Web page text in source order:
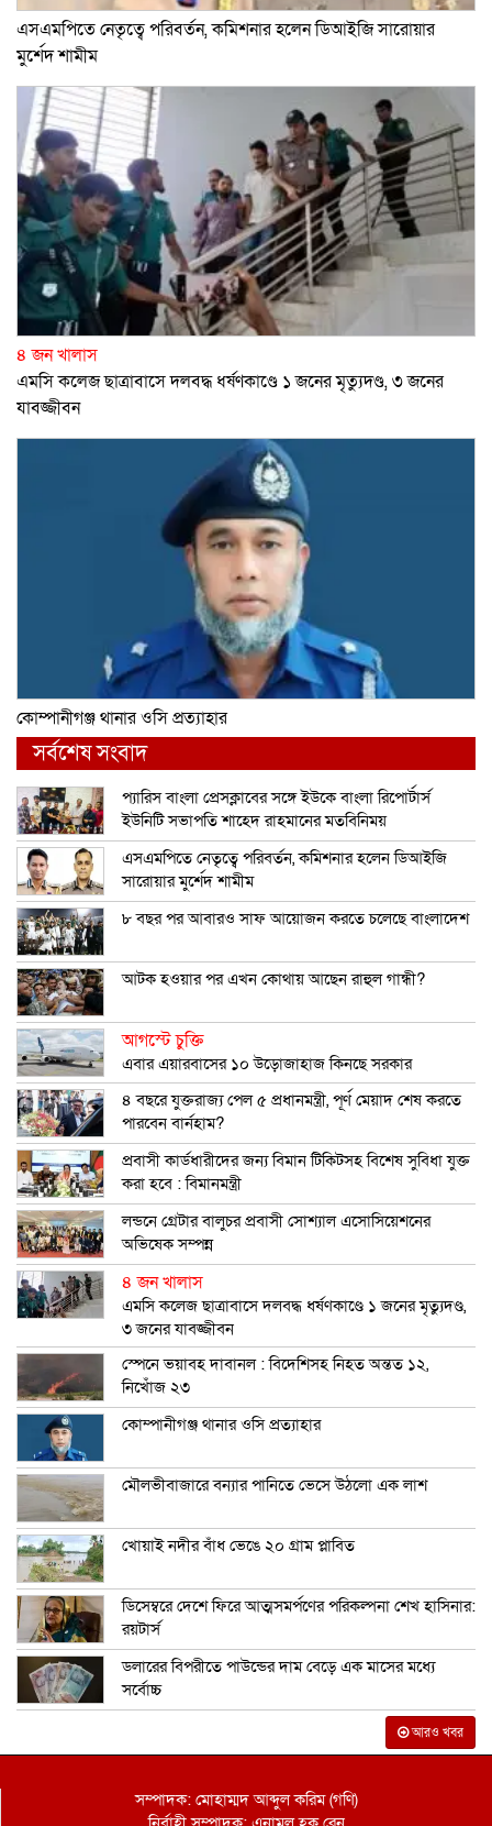
এসএমপিতে নেতৃত্বে পরিবর্তন, কমিশনার হলেন ডিআইজি সারোয়ার
মুর্শেদ শামীম
৪ জন খালাস
এমসি কলেজ ছাত্রাবাসে দলবদ্ধ ধর্ষণকাণ্ডে ১ জনের মৃত্যুদণ্ড, ৩ জনের
যাবজ্জীবন
কোম্পানীগঞ্জ থানার ওসি প্রত্যাহার
সর্বশেষ সংবাদ
প্যারিস বাংলা প্রেসক্লাবের সঙ্গে ইউকে বাংলা রিপোর্টার্স
ইউনিটি সভাপতি শাহেদ রাহমানের মতবিনিময়
এসএমপিতে নেতৃত্বে পরিবর্তন, কমিশনার হলেন ডিআইজি
সারোয়ার মুর্শেদ শামীম
৮ বছর পর আবারও সাফ আয়োজন করতে চলেছে বাংলাদেশ
আটক হওয়ার পর এখন কোথায় আছেন রাহুল গান্ধী?
আগস্টে চুক্তি
এবার এয়ারবাসের ১০ উড়োজাহাজ কিনছে সরকার
৪ বছরে যুক্তরাজ্য পেল ৫ প্রধানমন্ত্রী, পূর্ণ মেয়াদ শেষ করতে
পারবেন বার্নহাম?
প্রবাসী কার্ডধারীদের জন্য বিমান টিকিটসহ বিশেষ সুবিধা যুক্ত
করা হবে : বিমানমন্ত্রী
লন্ডনে গ্রেটার বালুচর প্রবাসী সোশ্যাল এসোসিয়েশনের
অভিষেক সম্পন্ন
৪ জন খালাস
এমসি কলেজ ছাত্রাবাসে দলবদ্ধ ধর্ষণকাণ্ডে ১ জনের মৃত্যুদণ্ড,
৩ জনের যাবজ্জীবন
স্পেনে ভয়াবহ দাবানল : বিদেশিসহ নিহত অন্তত ১২,
নিখোঁজ ২৩
কোম্পানীগঞ্জ থানার ওসি প্রত্যাহার
মৌলভীবাজারে বন্যার পানিতে ভেসে উঠলো এক লাশ
খোয়াই নদীর বাঁধ ভেঙে ২০ গ্রাম প্লাবিত
ডিসেম্বরে দেশে ফিরে আত্মসমর্পণের পরিকল্পনা শেখ হাসিনার:
রয়টার্স
ডলারের বিপরীতে পাউন্ডের দাম বেড়ে এক মাসের মধ্যে
সর্বোচ্চ
আরও খবর
সম্পাদক: মোহাম্মদ আব্দুল করিম (গণি)